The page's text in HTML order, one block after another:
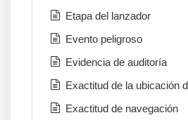
Etapa del lanzador
Evento peligroso
Evidencia de auditoría
Exactitud de la ubicación
Exactitud de navegación